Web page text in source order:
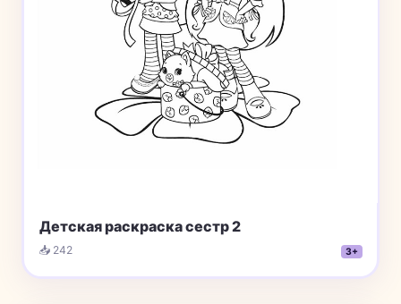
Детская раскраска сестр 2
📥 242 3+